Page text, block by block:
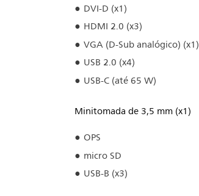
DVI-D (x1)
HDMI 2.0 (x3)
VGA (D-Sub analógico) (x1)
USB 2.0 (x4)
USB-C (até 65 W)
Minitomada de 3,5 mm (x1)
OPS
micro SD
USB-B (x3)